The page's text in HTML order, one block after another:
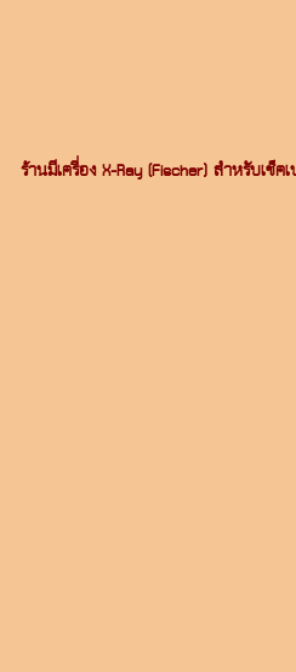
ร้านมีเครื่อง X-Ray (Fischer) สำหรับเช็